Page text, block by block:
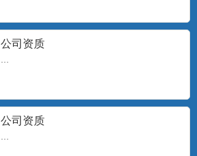
公司资质
公司资质